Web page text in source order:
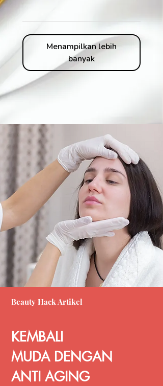
Menampilkan lebih
banyak
Beauty Hack Artikel
KEMBALI
MUDA DENGAN
ANTI AGING